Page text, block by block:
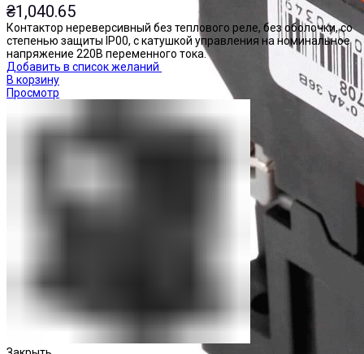
₴1,040.65
Контактор нереверсивный без теплового реле, без оболочки, со
степенью защиты IP00, с катушкой управления на номинальное
напряжение 220В переменного тока.
Добавить в список желаний
В корзину
Просмотр